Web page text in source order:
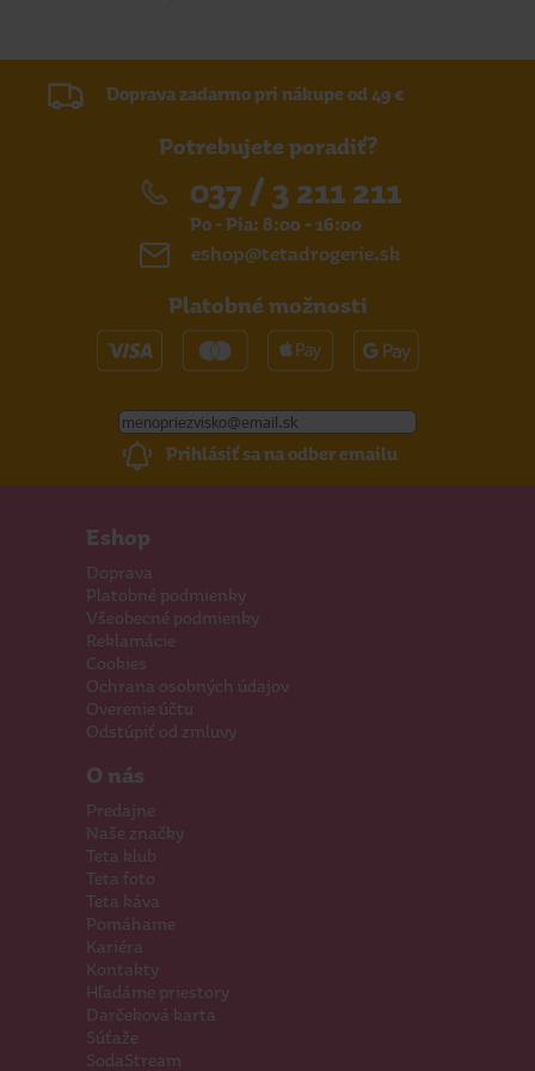
Doprava zadarmo pri nákupe od 49 €
Potrebujete poradiť?
037 / 3 211 211
Po - Pia: 8:00 - 16:00
eshop@tetadrogerie.sk
Platobné možnosti
Prihlásiť sa na odber emailu
Eshop
Doprava
Platobné podmienky
Všeobecné podmienky
Reklamácie
Cookies
Ochrana osobných údajov
Overenie účtu
Odstúpiť od zmluvy
O nás
Predajne
Naše značky
Teta klub
Teta foto
Teta káva
Pomáhame
Kariéra
Kontakty
Hľadáme priestory
Darčeková karta
Súťaže
SodaStream